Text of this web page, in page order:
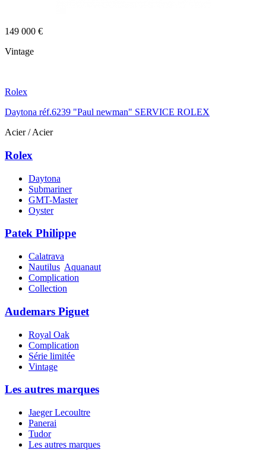
149 000 €
Vintage
Rolex
Daytona réf.6239 "Paul newman" SERVICE ROLEX
Acier / Acier
Rolex
Daytona
Submariner
GMT-Master
Oyster
Patek Philippe
Calatrava
Nautilus Aquanaut
Complication
Collection
Audemars Piguet
Royal Oak
Complication
Série limitée
Vintage
Les autres marques
Jaeger Lecoultre
Panerai
Tudor
Les autres marques